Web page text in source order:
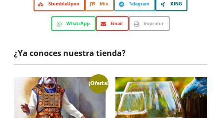
StumbleUpon Mix Telegram XING
WhatsApp Email Imprimir
¿Ya conoces nuestra tienda?
¡Oferta!